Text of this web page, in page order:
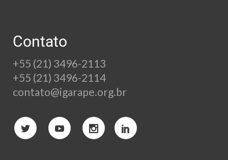
Contato
+55 (21) 3496-2113
+55 (21) 3496-2114
contato@igarape.org.br